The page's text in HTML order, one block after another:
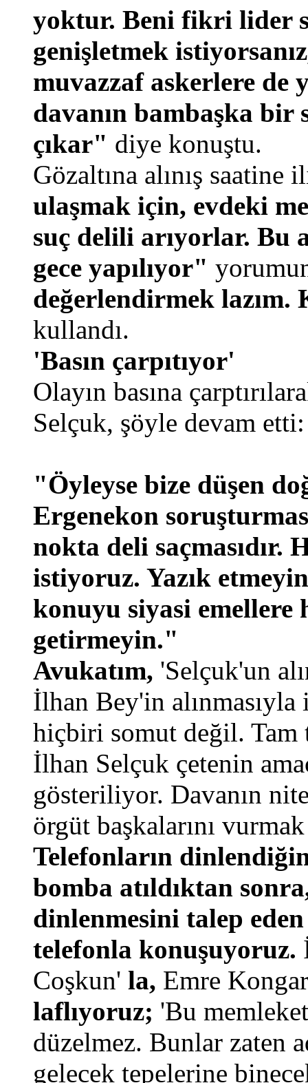
yoktur. Beni fikri lider
genişletmek
muvazzaf askerlere de
davanın bambaşka bir
çıkar" diye konuştu.
Gözaltına alınış
ulaşmak için, evdeki
suç delili arıyorlar. Bu
gece yapılıyor"
değerlendirmek
kullandı.
'Basın çarpıtıyor'
Olayın basına
Selçuk, şöyle devam etti:
"Öyleyse bize düşen
Ergenekon
nokta deli saçmasıdır.
istiyoruz. Yazık
konuyu siyasi
getirmeyin."
Avukatım, 'Selçuk'un
İlhan Bey'in
hiçbiri somut değil.
İlhan Selçuk çetenin
gösteriliyor. Davanın
örgüt başkalarını
Telefonların
bomba atıldıktan
dinlenmesini talep
telefonla konuşuyoruz.
Coşkun' la, Emre
laflıyoruz; 'Bu
düzelmez. Bunlar zaten
gelecek tepelerine